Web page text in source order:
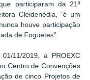
participaram da 21ª
Cleidenédia, “é um
houve participação
de Foguetes”.
11/2019, a PROEXC
Centro de Convenções
de cinco Projetos de